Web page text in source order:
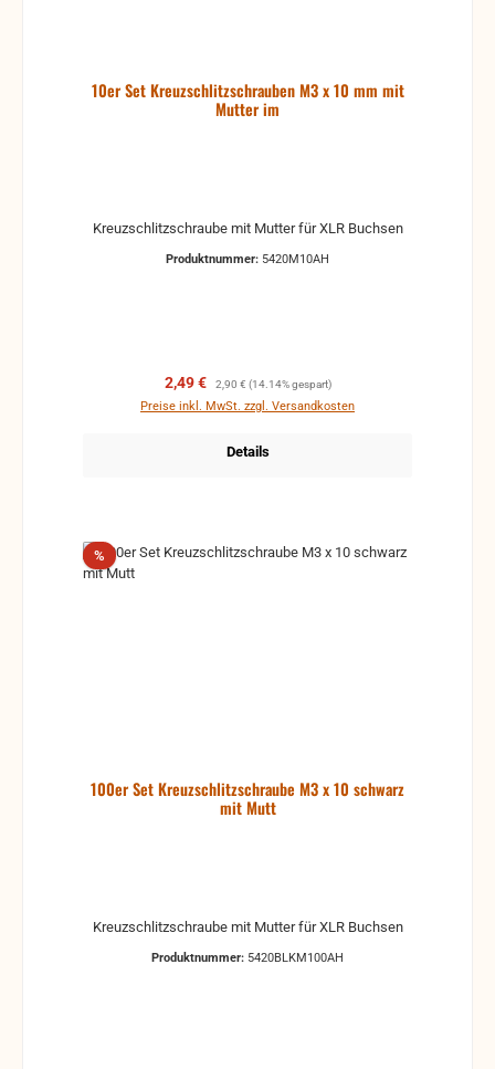
10er Set Kreuzschlitzschrauben M3 x 10 mm mit
Mutter im
Kreuzschlitzschraube mit Mutter für XLR Buchsen
Produktnummer: 5420M10AH
Verkaufspreis:
2,49 € Regulärer Preis:
2,90 € (14.14% gespart)
Preise inkl. MwSt. zzgl. Versandkosten
Details
%Rabatt
100er Set Kreuzschlitzschraube M3 x 10 schwarz
mit Mutt
Kreuzschlitzschraube mit Mutter für XLR Buchsen
Produktnummer: 5420BLKM100AH